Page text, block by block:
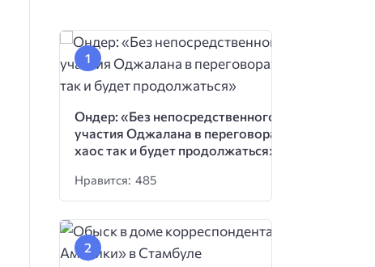
Ондер: «Без непосредственного
участия Оджалана в переговорах
хаос так и будет продолжаться»
Нравится: 485